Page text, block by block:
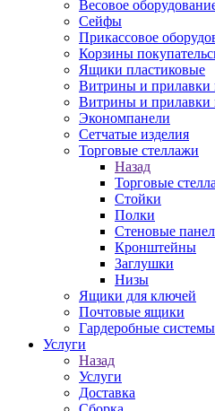
Весовое
Сейфы
Прикассовое
Корзины
Ящики пластиковые
Витрины и прилавки
Витрины и
Экономпанели
Сетчатые изделия
Торговые стеллажи
Назад
Торговые
Стойки
Полки
Стеновые
Кронштейны
Заглушки
Низы
Ящики для ключей
Почтовые ящики
Гардеробные системы
Услуги
Назад
Услуги
Доставка